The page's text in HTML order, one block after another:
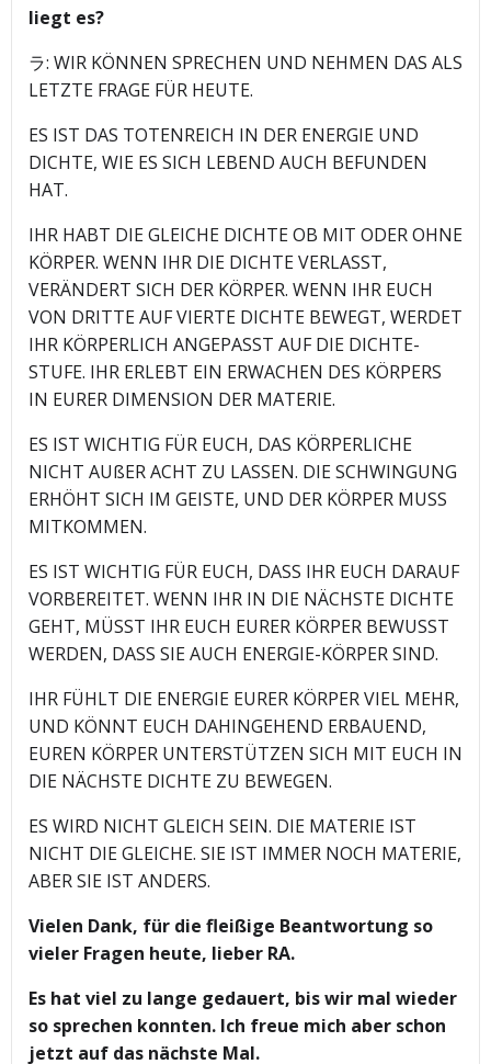
liegt es?
ラ: WIR KÖNNEN SPRECHEN UND NEHMEN DAS ALS
LETZTE FRAGE FÜR HEUTE.
ES IST DAS TOTENREICH IN DER ENERGIE UND
DICHTE, WIE ES SICH LEBEND AUCH BEFUNDEN
HAT.
IHR HABT DIE GLEICHE DICHTE OB MIT ODER OHNE
KÖRPER. WENN IHR DIE DICHTE VERLASST,
VERÄNDERT SICH DER KÖRPER. WENN IHR EUCH
VON DRITTE AUF VIERTE DICHTE BEWEGT, WERDET
IHR KÖRPERLICH ANGEPASST AUF DIE DICHTE-
STUFE. IHR ERLEBT EIN ERWACHEN DES KÖRPERS
IN EURER DIMENSION DER MATERIE.
ES IST WICHTIG FÜR EUCH, DAS KÖRPERLICHE
NICHT AUßER ACHT ZU LASSEN. DIE SCHWINGUNG
ERHÖHT SICH IM GEISTE, UND DER KÖRPER MUSS
MITKOMMEN.
ES IST WICHTIG FÜR EUCH, DASS IHR EUCH DARAUF
VORBEREITET. WENN IHR IN DIE NÄCHSTE DICHTE
GEHT, MÜSST IHR EUCH EURER KÖRPER BEWUSST
WERDEN, DASS SIE AUCH ENERGIE-KÖRPER SIND.
IHR FÜHLT DIE ENERGIE EURER KÖRPER VIEL MEHR,
UND KÖNNT EUCH DAHINGEHEND ERBAUEND,
EUREN KÖRPER UNTERSTÜTZEN SICH MIT EUCH IN
DIE NÄCHSTE DICHTE ZU BEWEGEN.
ES WIRD NICHT GLEICH SEIN. DIE MATERIE IST
NICHT DIE GLEICHE. SIE IST IMMER NOCH MATERIE,
ABER SIE IST ANDERS.
Vielen Dank, für die fleißige Beantwortung so
vieler Fragen heute, lieber RA.
Es hat viel zu lange gedauert, bis wir mal wieder
so sprechen konnten. Ich freue mich aber schon
jetzt auf das nächste Mal.